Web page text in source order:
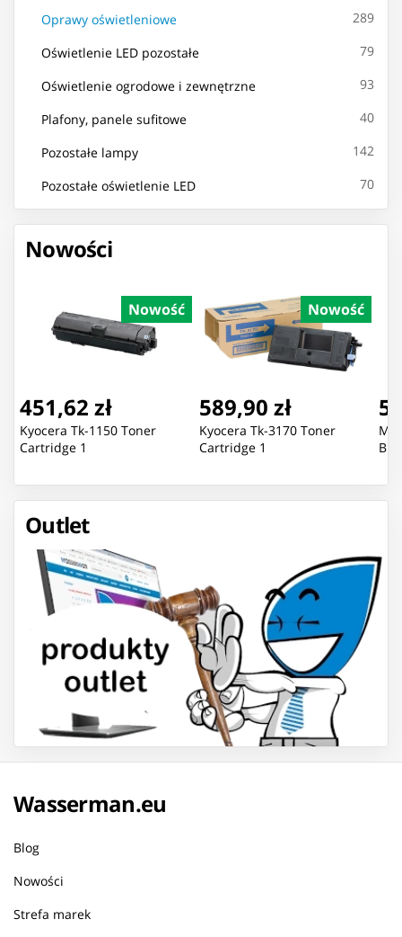
Oprawy oświetleniowe 289
Oświetlenie LED pozostałe 79
Oświetlenie ogrodowe i zewnętrzne 93
Plafony, panele sufitowe 40
Pozostałe lampy 142
Pozostałe oświetlenie LED 70
Nowości
Nowość
451,62 zł
Kyocera Tk-1150 Toner
Cartridge 1
Nowość
589,90 zł
Kyocera Tk-3170 Toner
Cartridge 1
Outlet
Wasserman.eu
Blog
Nowości
Strefa marek